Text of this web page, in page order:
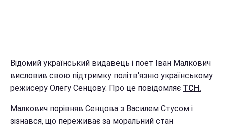
Відомий український видавець і поет Іван Малкович
висловив свою підтримку політв'язню українському
режисеру Олегу Сенцову. Про це повідомляє ТСН.
Малкович порівняв Сенцова з Василем Стусом і
зізнався, що переживає за моральний стан